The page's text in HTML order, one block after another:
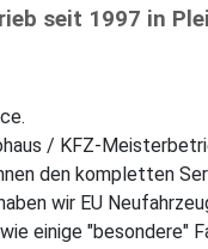
seit 1997 in
/ KFZ-
den kompletten
wir EU
einige "besondere"